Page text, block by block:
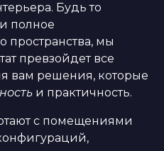
Будь то
полное
пространства, мы
превзойдет все
вам решения, которые
и практичность.
с помещениями